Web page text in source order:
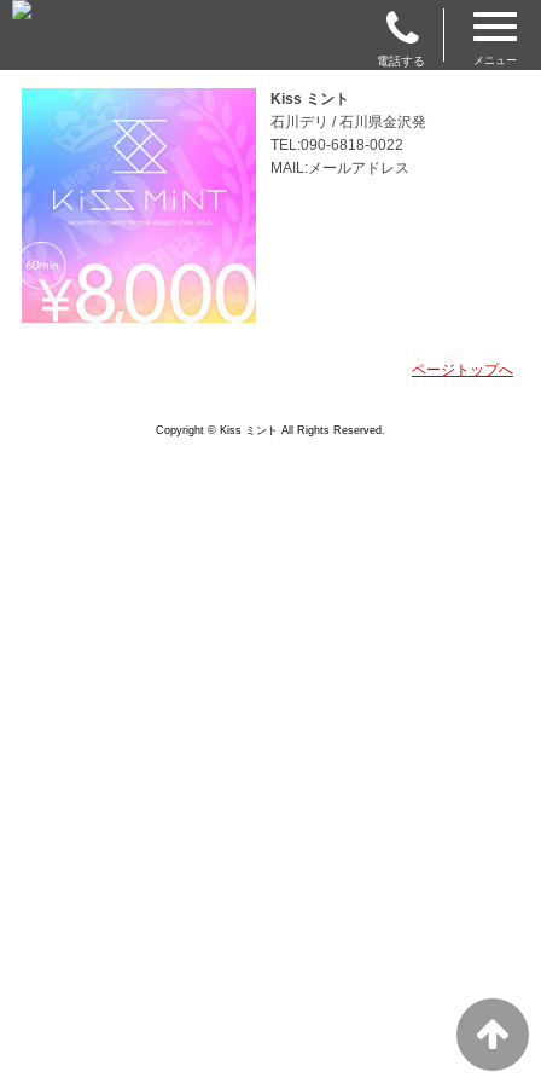
電話する メニュー
Kiss ミント
石川デリ / 石川県金沢発
TEL:090-6818-0022
MAIL:メールアドレス
ページトップへ
Copyright © Kiss ミント All Rights Reserved.